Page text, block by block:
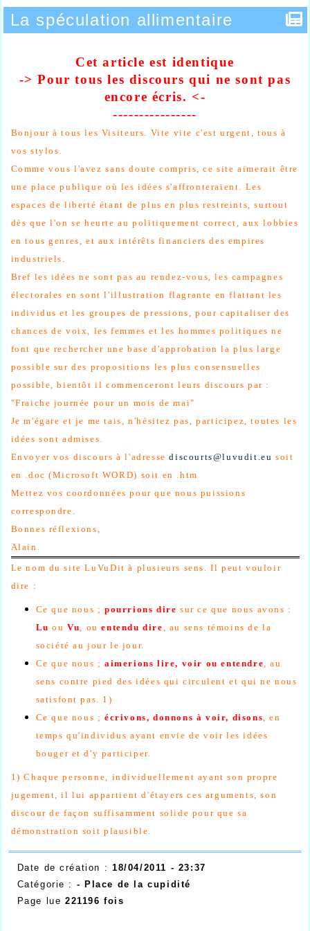
La spéculation allimentaire
Cet article est identique
-> Pour tous les discours qui ne sont pas
encore écris. <-
----------------
Bonjour à tous les Visiteurs. Vite vite c'est urgent, tous à
vos stylos.
Comme vous l'avez sans doute compris, ce site aimerait être
une place publique où les idées s'affronteraient. Les
espaces de liberté étant de plus en plus restreints, surtout
dès que l'on se heurte au politiquement correct, aux lobbies
en tous genres, et aux intérêts financiers des empires
industriels.
Bref les idées ne sont pas au rendez-vous, les campagnes
électorales en sont l'illustration flagrante en flattant les
individus et les groupes de pressions, pour capitaliser des
chances de voix, les femmes et les hommes politiques ne
font que rechercher une base d'approbation la plus large
possible sur des propositions les plus consensuelles
possible, bientôt il commenceront leurs discours par :
"Fraiche journée pour un mois de mai"
Je m'égare et je me tais, n'hésitez pas, participez, toutes les
idées sont admises.
Envoyer vos discours à l'adressediscourts@luvudit.eu soit
en .doc (Microsoft WORD) soit en .htm
Mettez vos coordonnées pour que nous puissions
correspondre.
Bonnes réflexions,
Alain.
Le nom du site LuVuDit à plusieurs sens. Il peut vouloir
dire :
Ce que nous ; pourrions dire sur ce que nous avons :
Lu ouVu, ouentendu dire, au sens témoins de la
société au jour le jour.
Ce que nous ; aimerions lire, voir ou entendre, au
sens contre pied des idées qui circulent et qui ne nous
satisfont pas. 1)
Ce que nous ; écrivons, donnons à voir, disons, en
temps qu'individus ayant envie de voir les idées
bouger et d'y participer.
1) Chaque personne, individuellement ayant son propre
jugement, il lui appartient d'étayers ces arguments, son
discour de façon suffisamment solide pour que sa
démonstration soit plausible.
Date de création : 18/04/2011 - 23:37
Catégorie : - Place de la cupidité
Page lue 221196 fois